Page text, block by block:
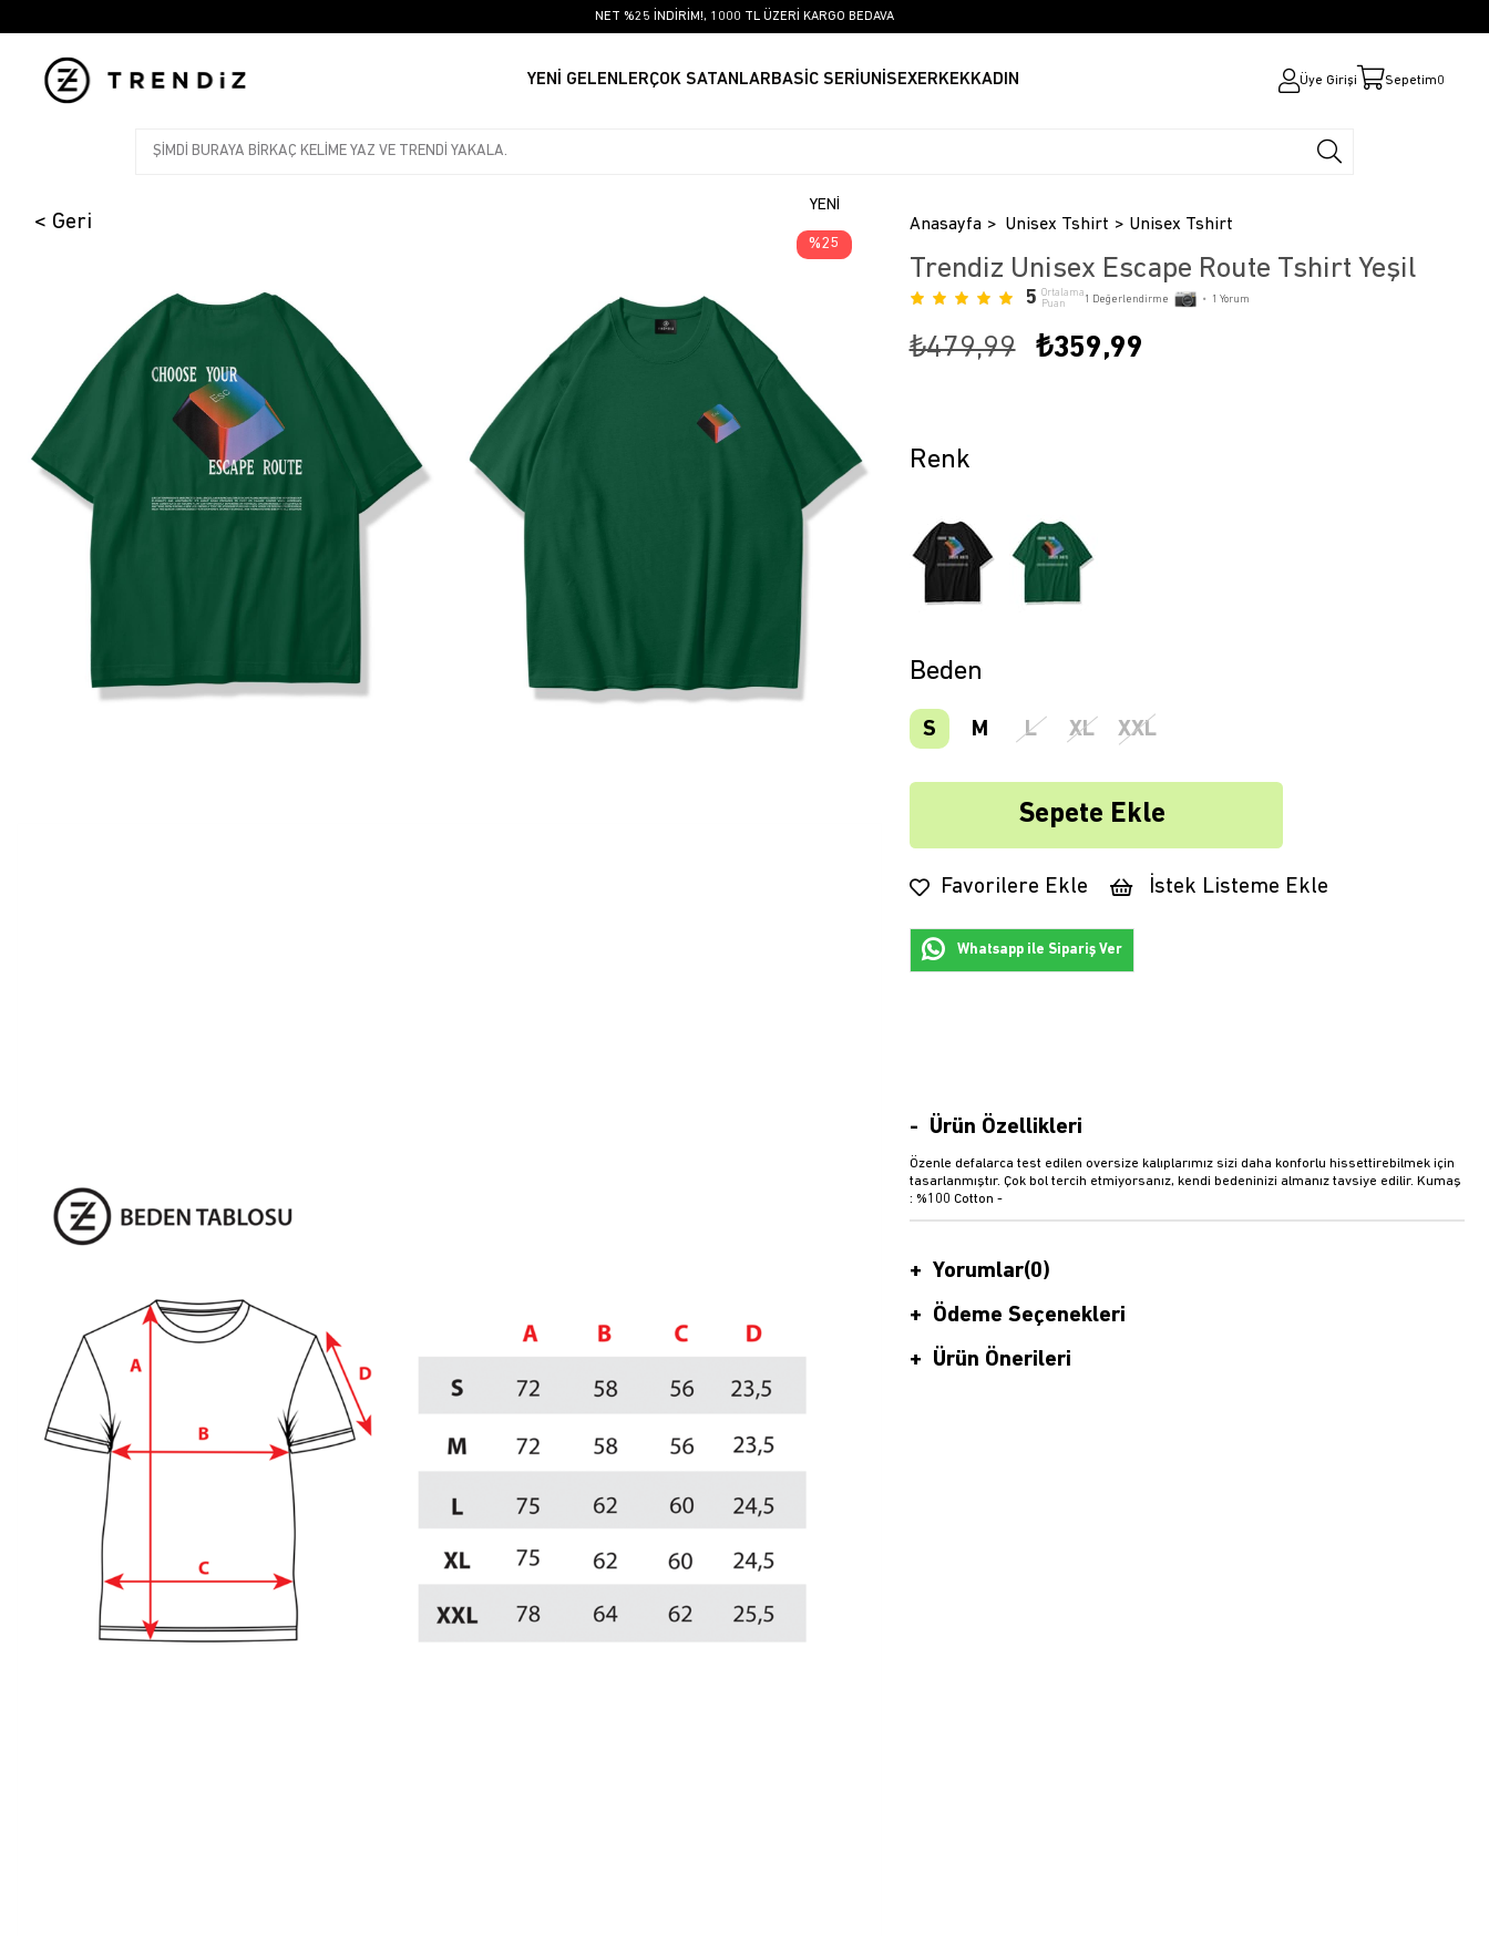
NET %25 İNDİRİM!, 1000 TL ÜZERİ KARGO BEDAVA
YENİ GELENLERÇOK SATANLARBASİC SERİ UNİSEXERKEKKADIN Üye Girişi Sepetim0
YENI
ÜRÜN
25
Anasayfa Unisex Tshirt Unisex Tshirt
Trendiz Unisex Escape Route Tshirt Yeşil
5 Ortalama
Puan
1 Değerlendirme • 1 Yorum
₺479,99 ₺359,99
Beden
S M L XL XXL
Favorilere Ekle İstek Listeme Ekle
Whatsapp ile Sipariş Ver
Ürün Özellikleri
Özenle defalarca test edilen oversize kalıplarımız sizi daha konforlu hissettirebilmek için
tasarlanmıştır. Çok bol tercih etmiyorsanız, kendi bedeninizi almanız tavsiye edilir. Kumaş
: %100 Cotton -
Yorumlar(0)
Ödeme Seçenekleri
Ürün Önerileri